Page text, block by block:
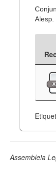
Catálogo de
Legislação
Alesp.
Assembleia